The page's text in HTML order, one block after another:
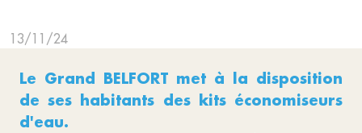
13/11/24
Le Grand BELFORT met à la disposition
de ses habitants des kits économiseurs
d'eau.